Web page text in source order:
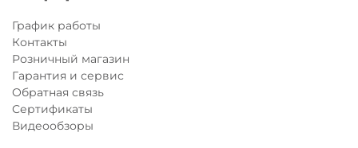
График работы
Контакты
Розничный магазин
Гарантия и сервис
Обратная связь
Сертификаты
Видеообзоры